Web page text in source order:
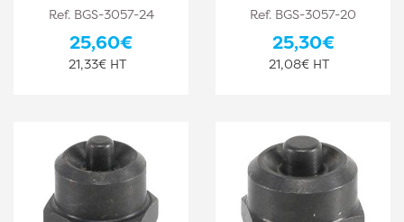
Ref. BGS-3057-24
25,60€
21,33€ HT
Ref. BGS-3057-20
25,30€
21,08€ HT